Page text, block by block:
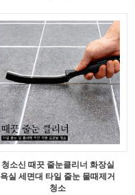
청소신 때끗 줄눈클리너 화장실
욕실 세면대 타일 줄눈 물때제거
청소